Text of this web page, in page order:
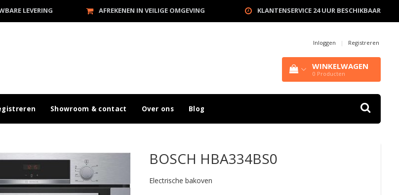
LEVERING AFREKENEN IN VEILIGE OMGEVING KLANTENSERVICE 24 UUR BESCHIKBAAR
Inloggen | Registreren
WINKELWAGEN
0 Producten
Showroom & contact Over ons Blog
BOSCH HBA334BS0
Electrische bakoven